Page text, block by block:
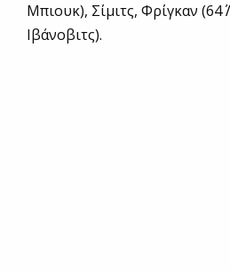
Μπιουκ), Σίμιτς, Φρίγκαν (64΄
Ιβάνοβιτς).